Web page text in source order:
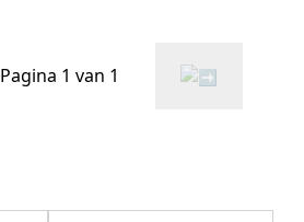
Pagina 1 van 1